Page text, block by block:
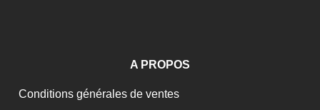
A PROPOS
Conditions générales de ventes